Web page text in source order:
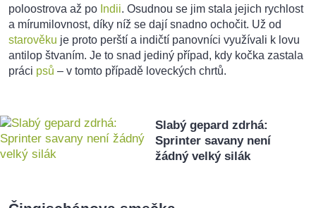
poloostrova až po Indii. Osudnou se jim stala jejich rychlost
a mírumilovnost, díky níž se dají snadno ochočit. Už od
starověku je proto perští a indičtí panovníci využívali k lovu
antilop štvaním. Je to snad jediný případ, kdy kočka zastala
práci psů – v tomto případě loveckých chrtů.
Slabý gepard zdrhá:
Sprinter savany není
žádný velký silák